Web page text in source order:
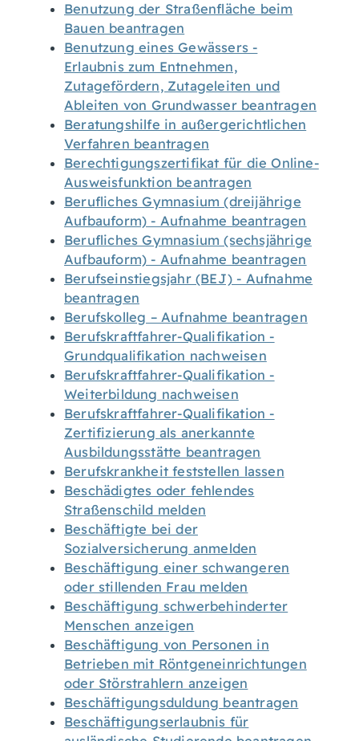
Benutzung der Straßenfläche beim
Bauen beantragen
Benutzung eines Gewässers -
Erlaubnis zum Entnehmen,
Zutagefördern, Zutageleiten und
Ableiten von Grundwasser beantragen
Beratungshilfe in außergerichtlichen
Verfahren beantragen
Berechtigungszertifikat für die Online-
Ausweisfunktion beantragen
Berufliches Gymnasium (dreijährige
Aufbauform) - Aufnahme beantragen
Berufliches Gymnasium (sechsjährige
Aufbauform) - Aufnahme beantragen
Berufseinstiegsjahr (BEJ) - Aufnahme
beantragen
Berufskolleg – Aufnahme beantragen
Berufskraftfahrer-Qualifikation -
Grundqualifikation nachweisen
Berufskraftfahrer-Qualifikation -
Weiterbildung nachweisen
Berufskraftfahrer-Qualifikation -
Zertifizierung als anerkannte
Ausbildungsstätte beantragen
Berufskrankheit feststellen lassen
Beschädigtes oder fehlendes
Straßenschild melden
Beschäftigte bei der
Sozialversicherung anmelden
Beschäftigung einer schwangeren
oder stillenden Frau melden
Beschäftigung schwerbehinderter
Menschen anzeigen
Beschäftigung von Personen in
Betrieben mit Röntgeneinrichtungen
oder Störstrahlern anzeigen
Beschäftigungsduldung beantragen
Beschäftigungserlaubnis für